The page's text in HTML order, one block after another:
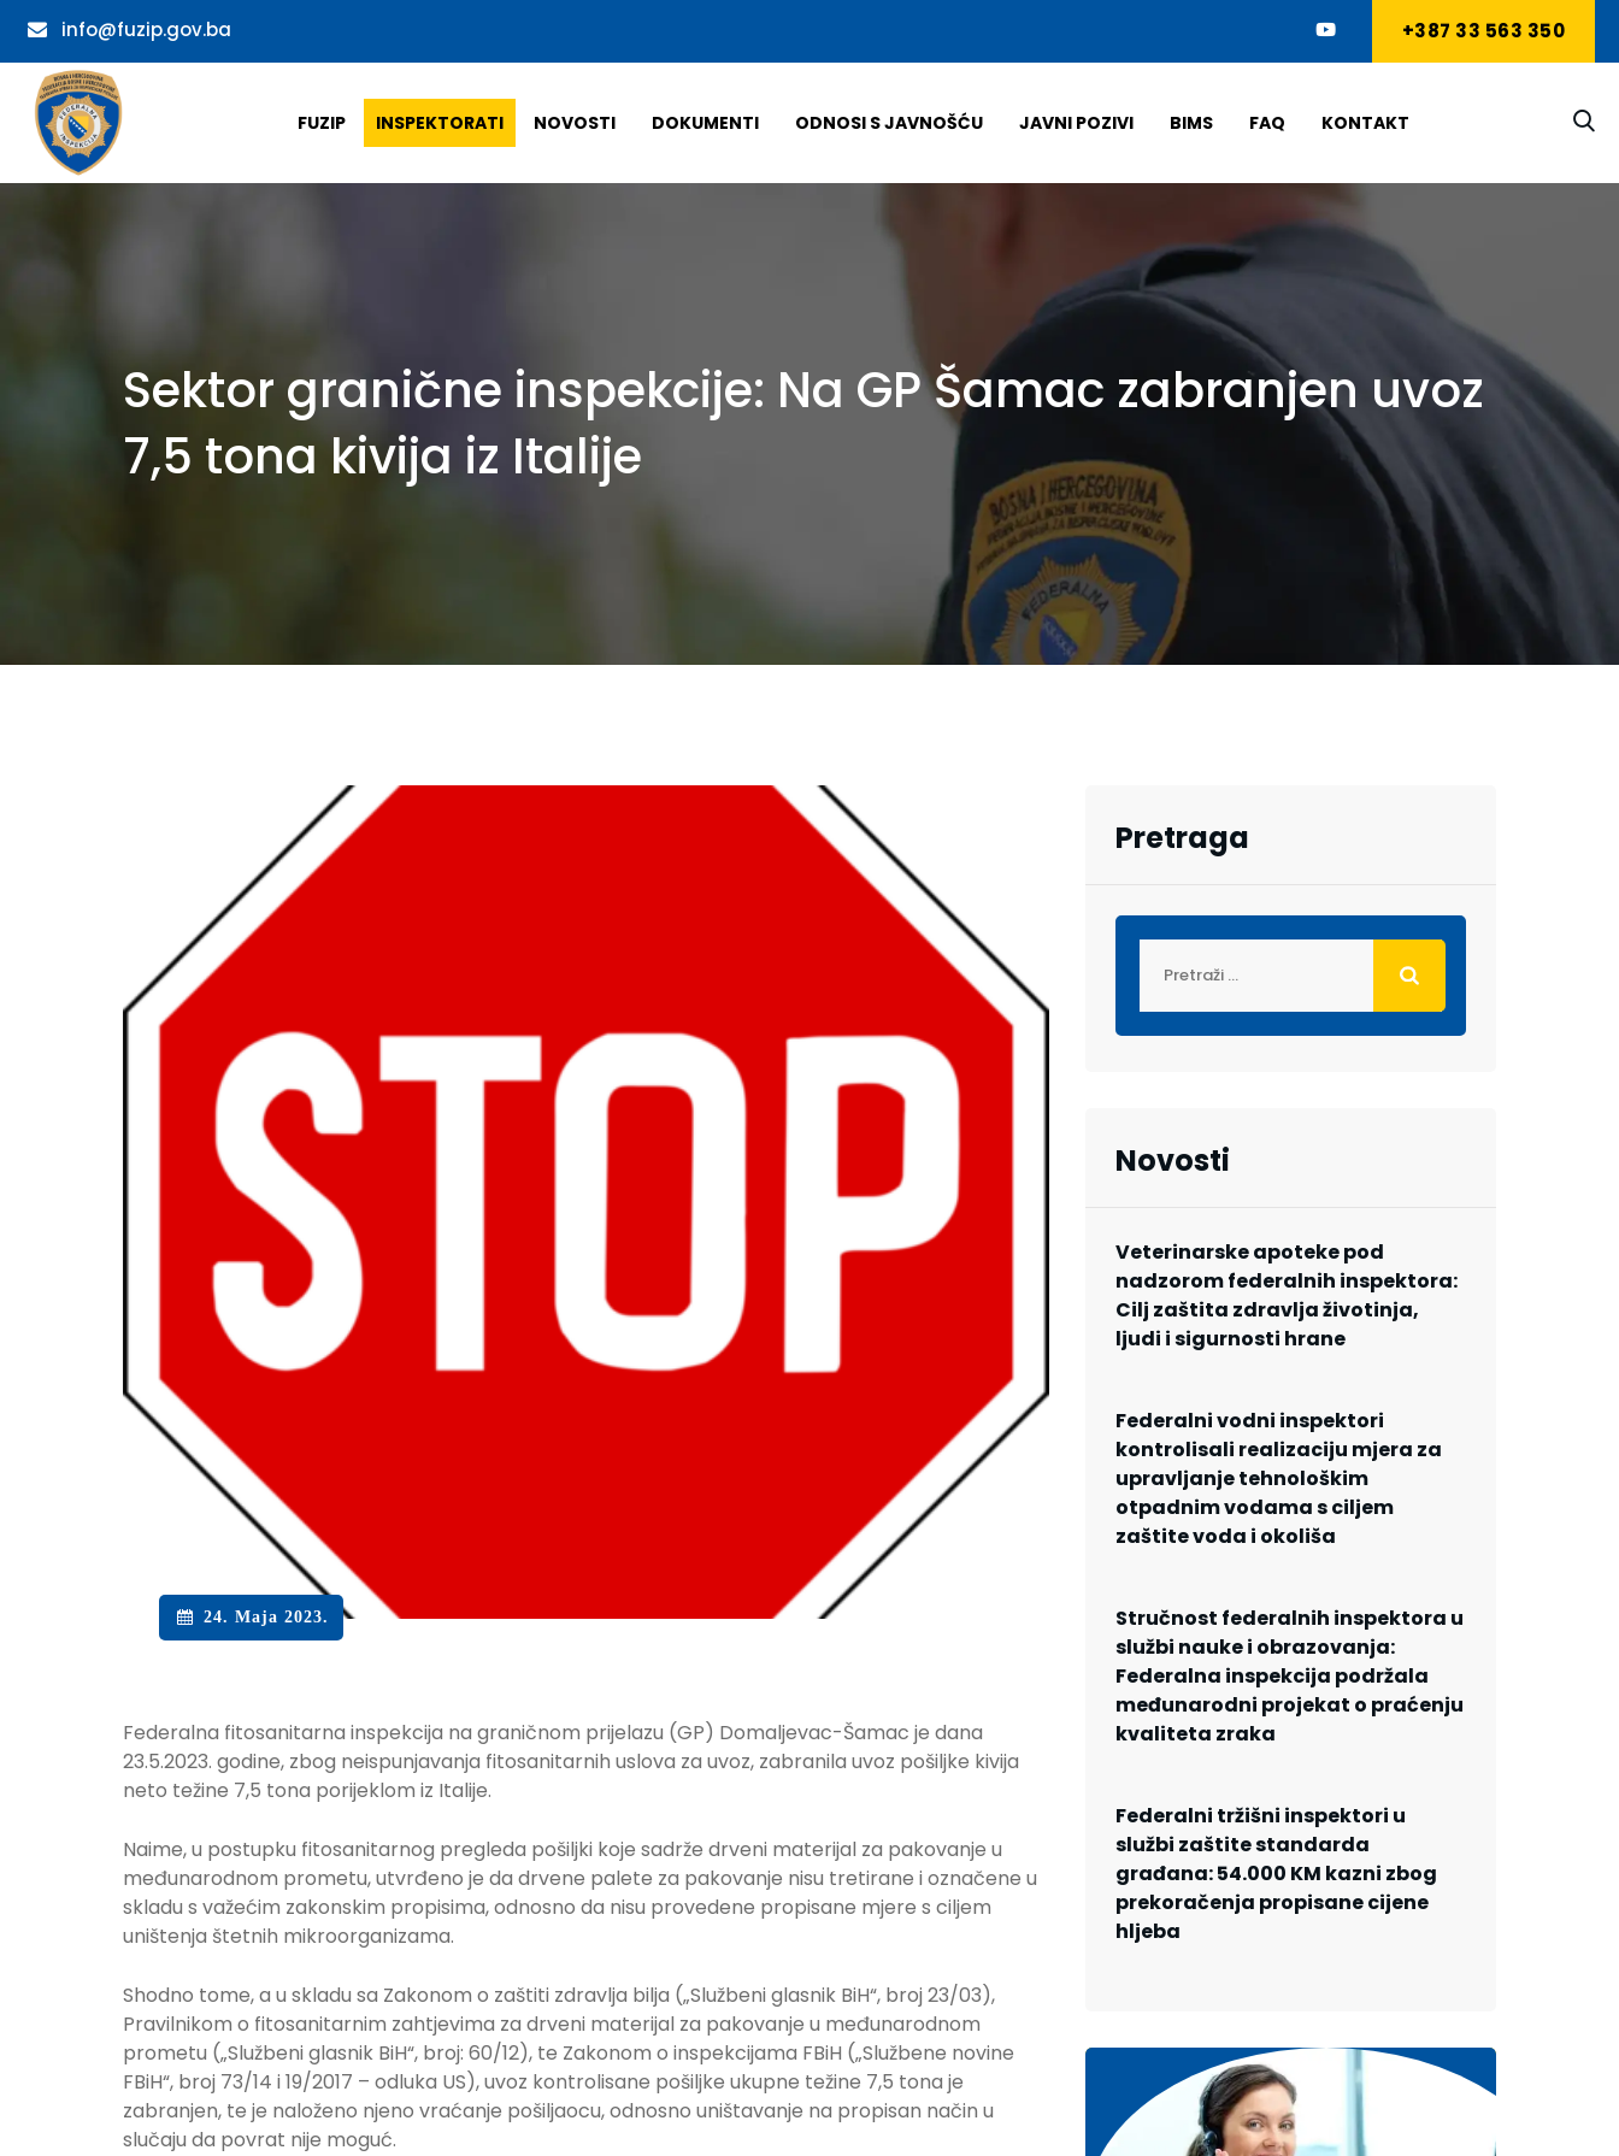
info@fuzip.gov.ba +387 33 563 350
FUZIP INSPEKTORATI NOVOSTI DOKUMENTI ODNOSI S JAVNOŠĆU JAVNI POZIVI BIMS FAQ KONTAKT
Sektor granične inspekcije: Na GP Šamac zabranjen uvoz
7,5 tona kivija iz Italije
24. Maja 2023.
Federalna fitosanitarna inspekcija na graničnom prijelazu (GP) Domaljevac-Šamac je dana
23.5.2023. godine, zbog neispunjavanja fitosanitarnih uslova za uvoz, zabranila uvoz pošiljke kivija
neto težine 7,5 tona porijeklom iz Italije.
Naime, u postupku fitosanitarnog pregleda pošiljki koje sadrže drveni materijal za pakovanje u
međunarodnom prometu, utvrđeno je da drvene palete za pakovanje nisu tretirane i označene u
skladu s važećim zakonskim propisima, odnosno da nisu provedene propisane mjere s ciljem
uništenja štetnih mikroorganizama.
Shodno tome, a u skladu sa Zakonom o zaštiti zdravlja bilja („Službeni glasnik BiH“, broj 23/03),
Pravilnikom o fitosanitarnim zahtjevima za drveni materijal za pakovanje u međunarodnom
prometu („Službeni glasnik BiH“, broj: 60/12), te Zakonom o inspekcijama FBiH („Službene novine
FBiH“, broj 73/14 i 19/2017 – odluka US), uvoz kontrolisane pošiljke ukupne težine 7,5 tona je
zabranjen, te je naloženo njeno vraćanje pošiljaocu, odnosno uništavanje na propisan način u
slučaju da povrat nije moguć.
Pretraga
Novosti
Veterinarske apoteke pod
nadzorom federalnih inspektora:
Cilj zaštita zdravlja životinja,
ljudi i sigurnosti hrane
Federalni vodni inspektori
kontrolisali realizaciju mjera za
upravljanje tehnološkim
otpadnim vodama s ciljem
zaštite voda i okoliša
Stručnost federalnih inspektora u
službi nauke i obrazovanja:
Federalna inspekcija podržala
međunarodni projekat o praćenju
kvaliteta zraka
Federalni tržišni inspektori u
službi zaštite standarda
građana: 54.000 KM kazni zbog
prekoračenja propisane cijene
hljeba